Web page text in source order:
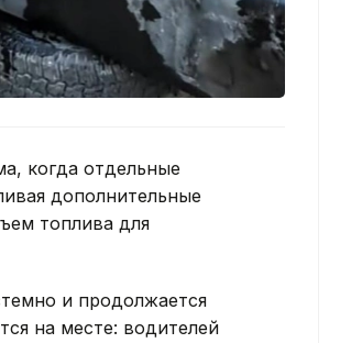
когда отдельные
дополнительные
топлива для
и продолжается
на месте: водителей